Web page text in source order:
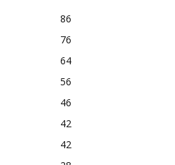
86
76
64
56
46
42
42